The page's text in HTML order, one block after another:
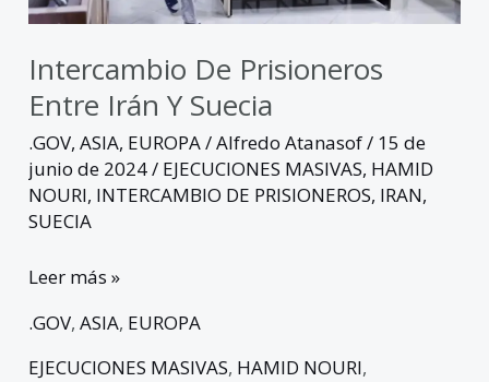
Intercambio De Prisioneros
Entre Irán Y Suecia
.GOV,ASIA, EUROPA/Alfredo Atanasof/ 15 de
junio de 2024/ EJECUCIONES MASIVAS, HAMID
NOURI, INTERCAMBIO DE PRISIONEROS, IRAN,
SUECIA
Leer más »
.GOV,ASIA, EUROPA
EJECUCIONES MASIVAS, HAMID NOURI,